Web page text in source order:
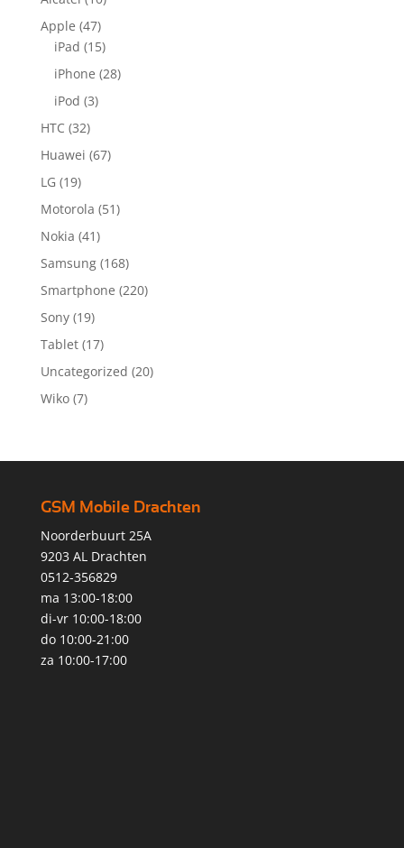
Apple (47)
iPad (15)
iPhone (28)
iPod (3)
HTC (32)
Huawei (67)
LG (19)
Motorola (51)
Nokia (41)
Samsung (168)
Smartphone (220)
Sony (19)
Tablet (17)
Uncategorized (20)
Wiko (7)
GSM Mobile Drachten
Noorderbuurt 25A
9203 AL Drachten
0512-356829
ma 13:00-18:00
di-vr 10:00-18:00
do 10:00-21:00
za 10:00-17:00